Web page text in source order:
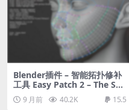
Blender插件 – 智能拓扑修补
工具 Easy Patch 2 – The Sm
art Retopology Patching T
ool9 月前 40.2K 15.5